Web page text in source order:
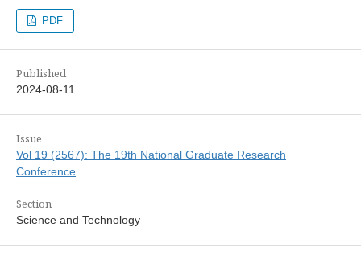
PDF
Published
2024-08-11
Issue
Vol 19 (2567): The 19th National Graduate Research
Conference
Section
Science and Technology